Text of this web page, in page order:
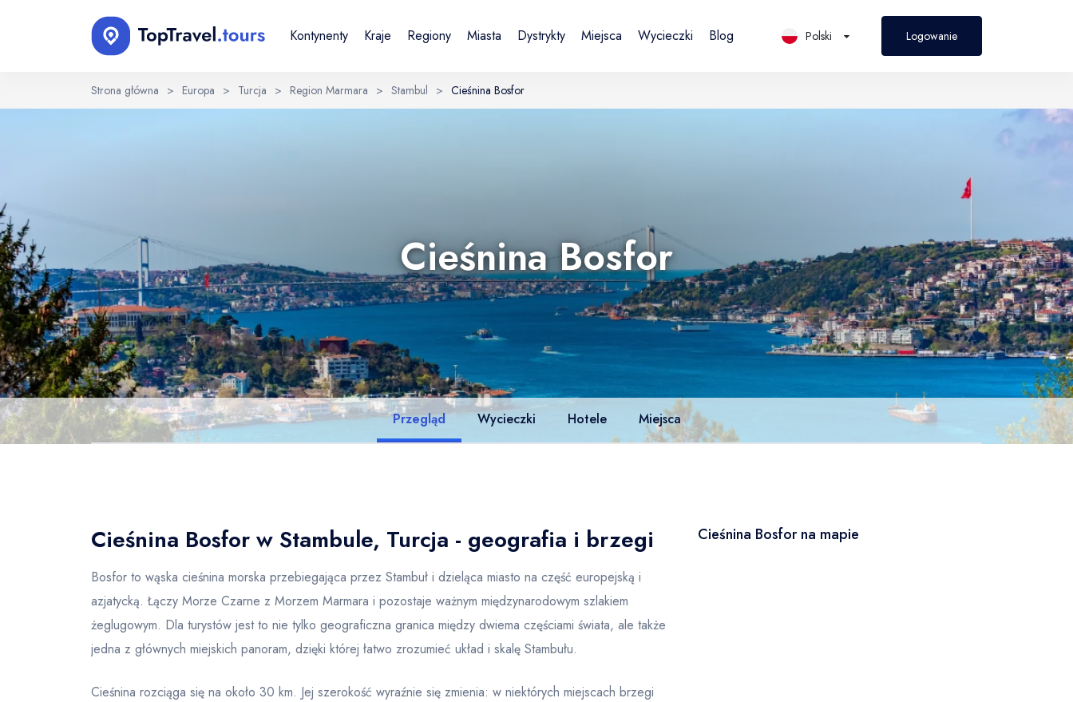
Kontynenty Kraje Regiony Miasta Dystrykty Miejsca Wycieczki Blog Polski Logowanie
Strona główna > Europa > Turcja > Region Marmara > Stambul > Cieśnina Bosfor
Cieśnina Bosfor
Przegląd Wycieczki Hotele Miejsca
Cieśnina Bosfor w Stambule, Turcja - geografia i brzegi
Bosfor to wąska cieśnina morska przebiegająca przez Stambuł i dzieląca miasto na część europejską i
azjatycką. Łączy Morze Czarne z Morzem Marmara i pozostaje ważnym międzynarodowym szlakiem
żeglugowym. Dla turystów jest to nie tylko geograficzna granica między dwiema częściami świata, ale także
jedna z głównych miejskich panoram, dzięki której łatwo zrozumieć układ i skalę Stambułu.
Cieśnina rozciąga się na około 30 km. Jej szerokość wyraźnie się zmienia: w niektórych miejscach brzegi
Cieśnina Bosfor na mapie
Continue with email